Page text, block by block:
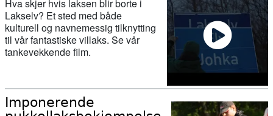
Hva skjer hvis laksen blir borte i
Lakselv? Et sted med både
kulturell og navnemessig tilknytting
til vår fantastiske villaks. Se vår
tankevekkende film.
Imponerende
27. februar 2026
Her ser du hvor mye laks og sjøørret
det er i elvene våre